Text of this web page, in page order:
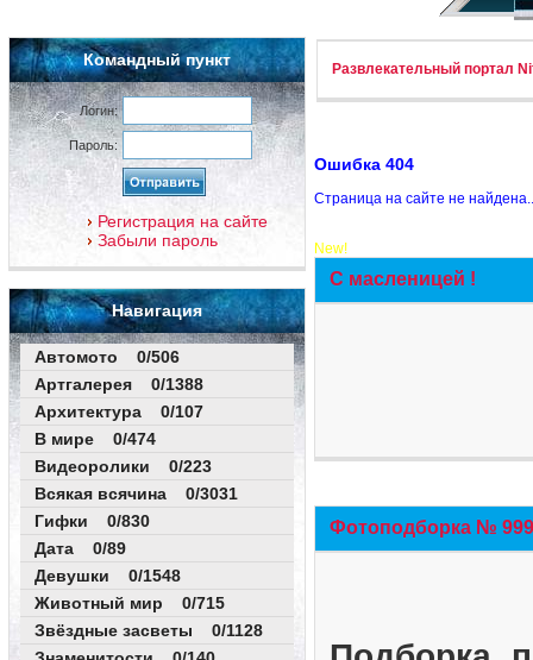
Командный пункт
Логин:
Пароль:
Регистрация на сайте
Забыли пароль
Навигация
Автомото 0/506
Артгалерея 0/1388
Архитектура 0/107
В мире 0/474
Видеоролики 0/223
Всякая всячина 0/3031
Гифки 0/830
Дата 0/89
Девушки 0/1548
Животный мир 0/715
Звёздные засветы 0/1128
Развлекательный портал
Ошибка 404
Страница на сайте не
New!
С масленицей !
Фотоподборка №